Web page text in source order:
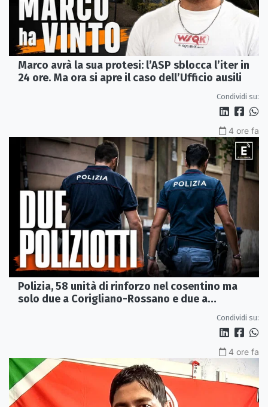
Marco avrà la sua protesi: l’ASP sblocca l’iter in
24 ore. Ma ora si apre il caso dell’Ufficio ausili
Condividi su:
4 ore fa
Polizia, 58 unità di rinforzo nel cosentino ma
solo due a Corigliano-Rossano e due a
Condividi su:
4 ore fa